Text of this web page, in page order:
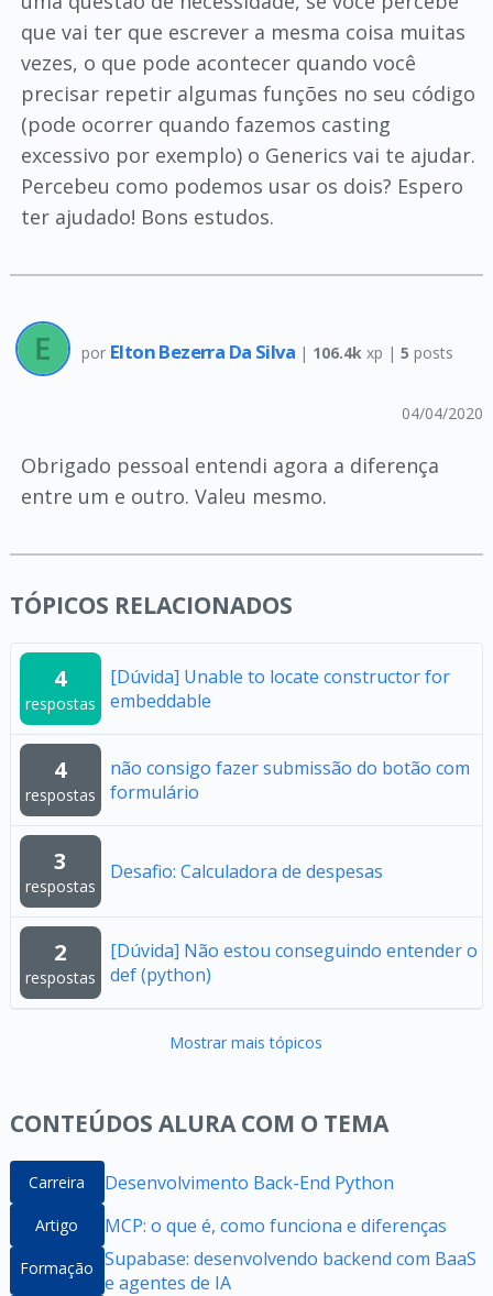
que vai ter que escrever a mesma coisa muitas
vezes, o que pode acontecer quando você
precisar repetir algumas funções no seu código
(pode ocorrer quando fazemos casting
excessivo por exemplo) o Generics vai te ajudar.
Percebeu como podemos usar os dois? Espero
ter ajudado! Bons estudos.
por Elton Bezerra Da Silva | 106.4k xp |5 posts
04/04/2020
Obrigado pessoal entendi agora a diferença
entre um e outro. Valeu mesmo.
TÓPICOS RELACIONADOS
4
respostas
[Dúvida] Unable to locate constructor for
embeddable
4
respostas
não consigo fazer submissão do botão com
formulário
3
respostas
Desafio: Calculadora de despesas
2
respostas
[Dúvida] Não estou conseguindo entender o
def (python)
Mostrar mais tópicos
CONTEÚDOS ALURA COM O TEMA
Carreira Desenvolvimento Back-End Python
Artigo MCP: o que é, como funciona e diferenças
Formação Supabase: desenvolvendo backend com BaaS
e agentes de IA